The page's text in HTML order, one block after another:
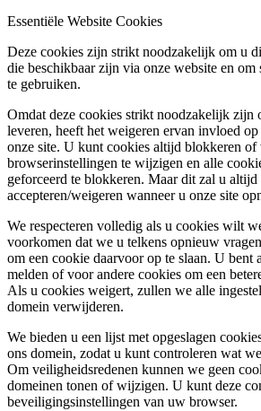
Essentiële Website Cookies
Deze cookies zijn strikt noodzakelijk om u
die beschikbaar zijn via onze website en om
te gebruiken.
Omdat deze cookies strikt noodzakelijk zijn
leveren, heeft het weigeren ervan invloed
onze site. U kunt cookies altijd blokkeren
browserinstellingen te wijzigen en alle
geforceerd te blokkeren. Maar dit zal u
accepteren/weigeren wanneer u onze site
We respecteren volledig als u cookies wilt
voorkomen dat we u telkens opnieuw
om een cookie daarvoor op te slaan. U
melden of voor andere cookies om een
Als u cookies weigert, zullen we alle
domein verwijderen.
We bieden u een lijst met opgeslagen
ons domein, zodat u kunt controleren wat
Om veiligheidsredenen kunnen we geen
domeinen tonen of wijzigen. U kunt deze
beveiligingsinstellingen van uw browser.